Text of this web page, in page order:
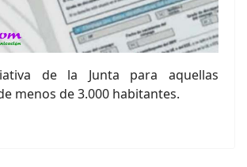
de la Junta para aquellas
menos de 3.000 habitantes.